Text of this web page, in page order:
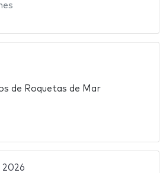
de Roquetas de Mar
2026